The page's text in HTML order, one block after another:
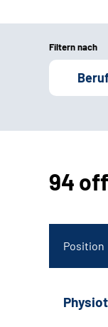
Filtern nach
94
Position